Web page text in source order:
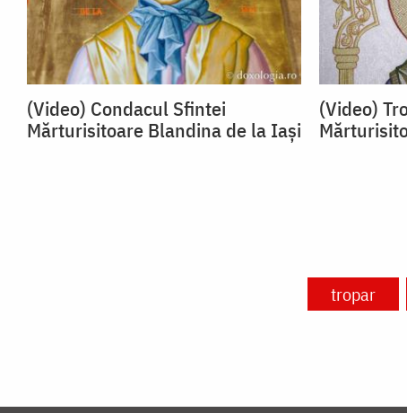
(Video) Condacul Sfintei
Mărturisitoare Blandina de la Iași
(Video)
tropar